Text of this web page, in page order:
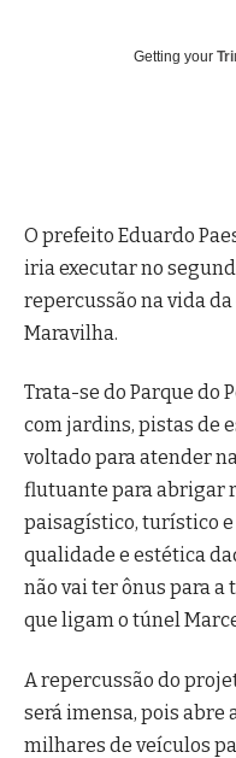
Getting your
O prefeito Eduardo
iria executar no
repercussão na vida
Maravilha.
Trata-se do Parque do
com jardins, pistas de
voltado para atender
flutuante para abrigar
paisagístico, turístico
qualidade e estética
não vai ter ônus para
que ligam o túnel
A repercussão do
será imensa, pois abre
milhares de veículos